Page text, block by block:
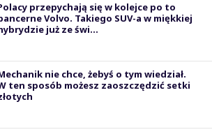
przepychają się w kolejce po to
Volvo. Takiego SUV-a w miękkiej
już ze świ...
nie chce, żebyś o tym wiedział.
ten sposób możesz zaoszczędzić setki